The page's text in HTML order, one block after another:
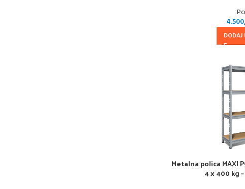
DODAJ
Metalna polica MAXI
4 x 400 kg